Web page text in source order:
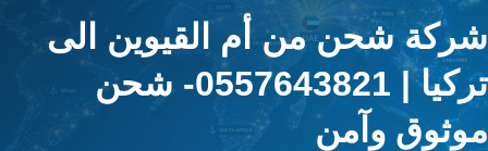
شركة شحن من أم القيوين الى
تركيا | 0557643821- شحن
موثوق وآمن